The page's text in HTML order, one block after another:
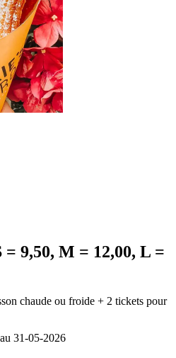
9,50, M = 12,00, L =
chaude ou froide + 2 tickets pour
31-05-2026